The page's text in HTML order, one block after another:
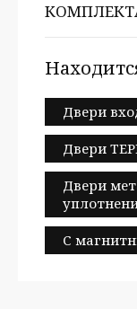
Двери
Двери
Двери
С